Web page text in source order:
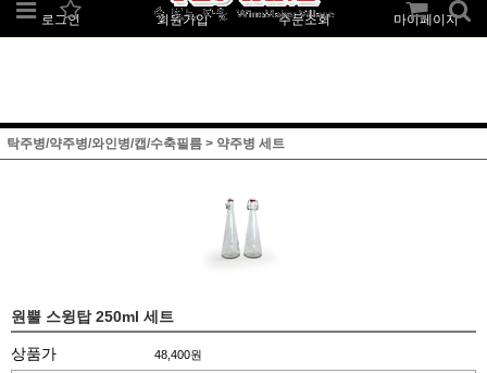
로그인 회원가입 주문조회 마이페이지
탁주병/약주병/와인병/캡/수축필름 > 약주병 세트
원뿔 스윙탑 250ml 세트
상품가 48,400원